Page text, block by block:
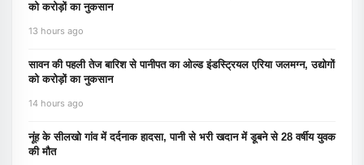
को करोड़ों का नुकसान
13 hours ago
सावन की पहली तेज बारिश से पानीपत का ओल्ड इंडस्ट्रियल एरिया जलमग्न, उद्योगों
को करोड़ों का नुकसान
14 hours ago
नूंह के सीलखो गांव में दर्दनाक हादसा, पानी से भरी खदान में डूबने से 28 वर्षीय युवक
की मौत